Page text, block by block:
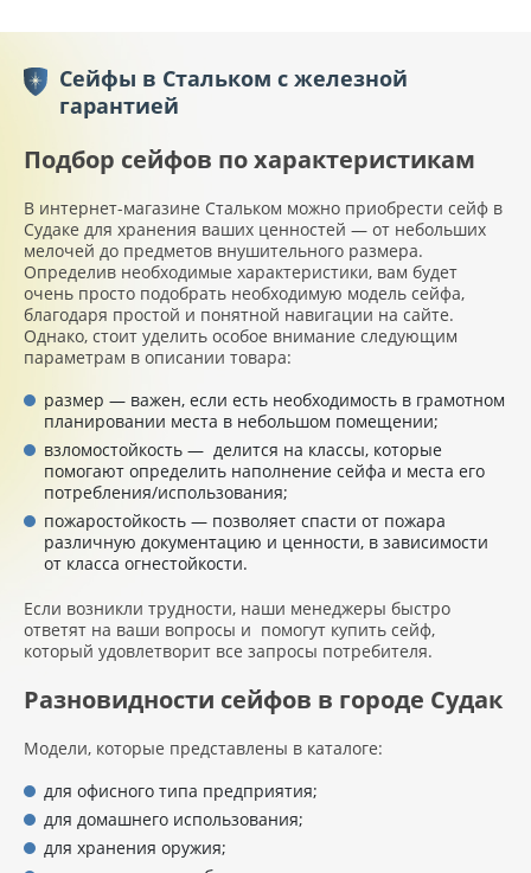
Сейфы в Стальком с железной
гарантией
Подбор сейфов по характеристикам
В интернет-магазине Стальком можно приобрести сейф в
Судаке для хранения ваших ценностей — от небольших
мелочей до предметов внушительного размера.
Определив необходимые характеристики, вам будет
очень просто подобрать необходимую модель сейфа,
благодаря простой и понятной навигации на сайте.
Однако, стоит уделить особое внимание следующим
параметрам в описании товара:
размер — важен, если есть необходимость в грамотном
планировании места в небольшом помещении;
взломостойкость — делится на классы, которые
помогают определить наполнение сейфа и места его
потребления/использования;
пожаростойкость — позволяет спасти от пожара
различную документацию и ценности, в зависимости
от класса огнестойкости.
Если возникли трудности, наши менеджеры быстро
ответят на ваши вопросы и помогут купить сейф,
который удовлетворит все запросы потребителя.
Разновидности сейфов в городе Судак
Модели, которые представлены в каталоге:
для офисного типа предприятия;
для домашнего использования;
для хранения оружия;